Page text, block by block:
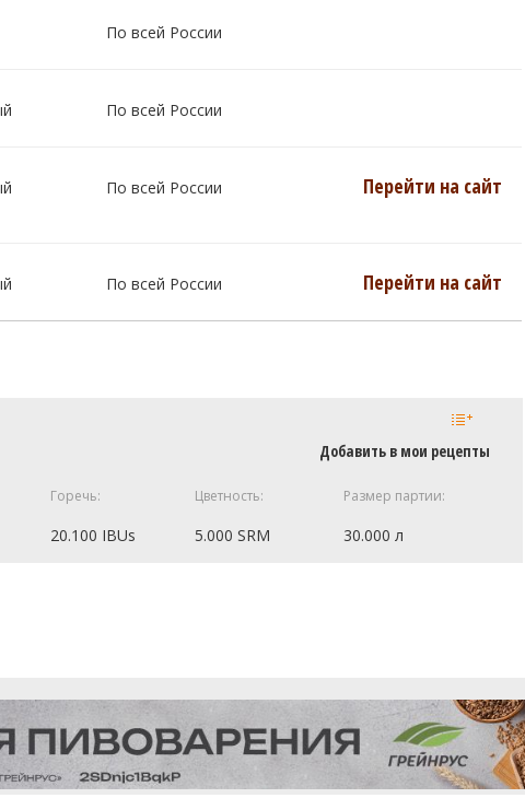
По всей России
По всей России
По всей России Перейти на сайт
По всей России Перейти на сайт
Добавить в мои рецепты
Горечь: Цветность: Размер партии:
20.100 IBUs 5.000 SRM 30.000 л
100 г
30 г